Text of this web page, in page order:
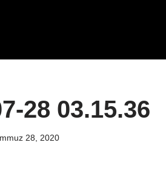
28 03.15.36
28, 2020